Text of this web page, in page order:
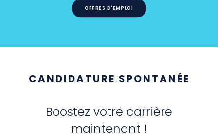
OFFRES D'EMPLOI
CANDIDATURE SPONTANÉE
Boostez votre carrière
maintenant !